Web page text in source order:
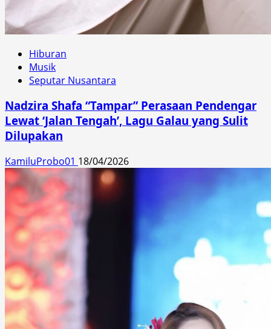
Hiburan
Musik
Seputar Nusantara
Nadzira Shafa “Tampar” Perasaan Pendengar
Lewat ‘Jalan Tengah’, Lagu Galau yang Sulit
Dilupakan
KamiluProbo01 18/04/2026